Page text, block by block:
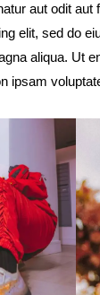
aut odit aut
elit, sed do
aliqua. Ut
ipsam